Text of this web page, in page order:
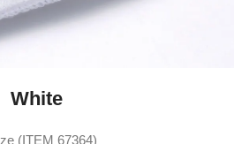
White
(ITEM 67364)